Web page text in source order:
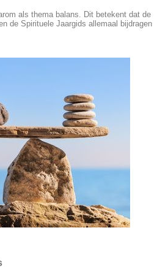
als thema balans. Dit betekent dat de
de Spirituele Jaargids allemaal bijdragen